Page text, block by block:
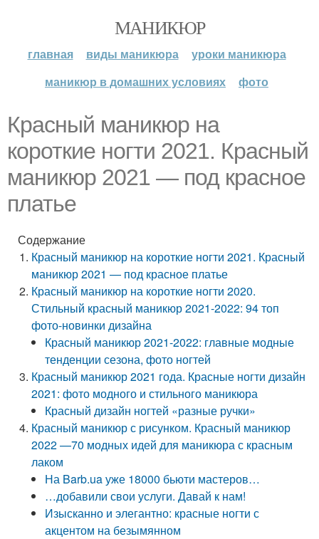
МАНИКЮР
главная виды маникюра
уроки маникюра
маникюр в домашних условиях
фото
Красный маникюр на
короткие ногти 2021. Красный
маникюр 2021 — под красное
платье
Содержание
Красный маникюр на короткие ногти 2021. Красный
маникюр 2021 — под красное платье
Красный маникюр на короткие ногти 2020.
Стильный красный маникюр 2021-2022: 94 топ
фото-новинки дизайна
Красный маникюр 2021-2022: главные модные
тенденции сезона, фото ногтей
Красный маникюр 2021 года. Красные ногти дизайн
2021: фото модного и стильного маникюра
Красный дизайн ногтей «разные ручки»
Красный маникюр с рисунком. Красный маникюр
2022 —70 модных идей для маникюра с красным
лаком
На Barb.ua уже 18000 бьюти мастеров…
…добавили свои услуги. Давай к нам!
Изысканно и элегантно: красные ногти с
акцентом на безымянном